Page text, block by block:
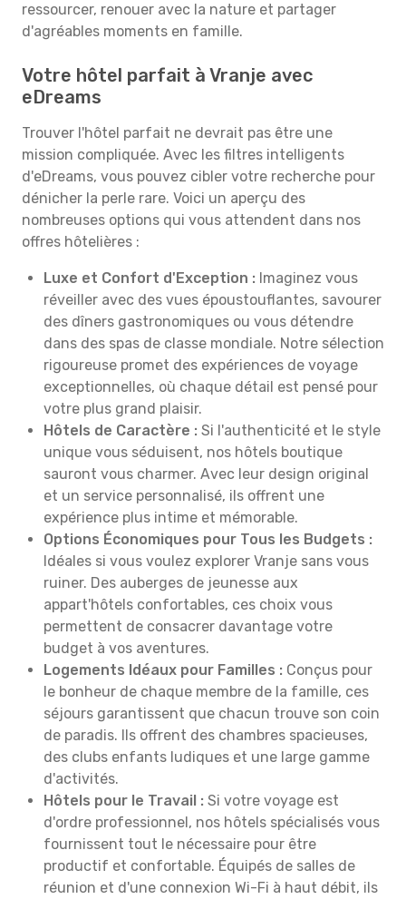
ressourcer, renouer avec la nature et partager
d'agréables moments en famille.
Votre hôtel parfait à Vranje avec
eDreams
Trouver l'hôtel parfait ne devrait pas être une
mission compliquée. Avec les filtres intelligents
d'eDreams, vous pouvez cibler votre recherche pour
dénicher la perle rare. Voici un aperçu des
nombreuses options qui vous attendent dans nos
offres hôtelières :
Luxe et Confort d'Exception : Imaginez vous
réveiller avec des vues époustouflantes, savourer
des dîners gastronomiques ou vous détendre
dans des spas de classe mondiale. Notre sélection
rigoureuse promet des expériences de voyage
exceptionnelles, où chaque détail est pensé pour
votre plus grand plaisir.
Hôtels de Caractère : Si l'authenticité et le style
unique vous séduisent, nos hôtels boutique
sauront vous charmer. Avec leur design original
et un service personnalisé, ils offrent une
expérience plus intime et mémorable.
Options Économiques pour Tous les Budgets :
Idéales si vous voulez explorer Vranje sans vous
ruiner. Des auberges de jeunesse aux
appart'hôtels confortables, ces choix vous
permettent de consacrer davantage votre
budget à vos aventures.
Logements Idéaux pour Familles : Conçus pour
le bonheur de chaque membre de la famille, ces
séjours garantissent que chacun trouve son coin
de paradis. Ils offrent des chambres spacieuses,
des clubs enfants ludiques et une large gamme
d'activités.
Hôtels pour le Travail : Si votre voyage est
d'ordre professionnel, nos hôtels spécialisés vous
fournissent tout le nécessaire pour être
productif et confortable. Équipés de salles de
réunion et d'une connexion Wi-Fi à haut débit, ils